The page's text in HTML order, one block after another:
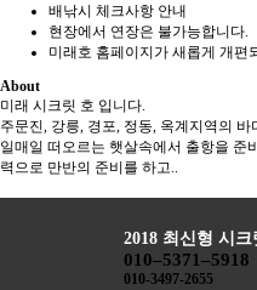
배낚시 체크사항 안내
현장에서 연장은 불가능합니다.
미래호 홈페이지가 새롭게 개편
About
미래 시크릿 호 입니다.
주문진, 강릉, 경포, 정동, 옥계지역의
일매일 떠오르는 햇살속에서 출항을 준
력으로 만반의 준비를 하고..
2018 최신형 시
010–5371–5918
010-3497-2655